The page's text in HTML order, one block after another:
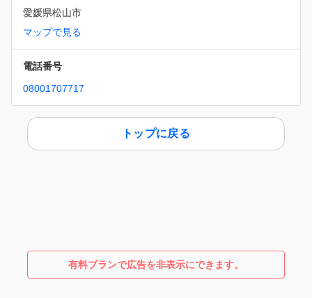
愛媛県松山市
マップで見る
電話番号
08001707717
トップに戻る
有料プランで広告を非表示にできます。